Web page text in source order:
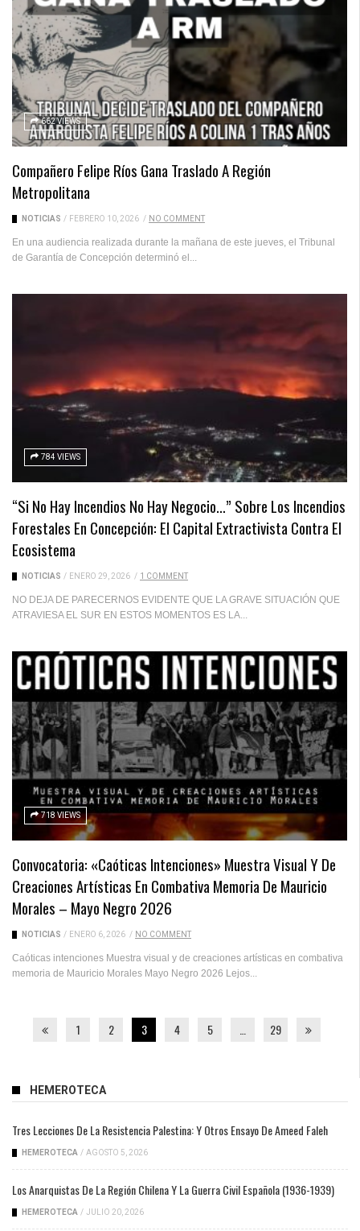
662 VIEWS
Compañero Felipe Ríos Gana Traslado A Región
Metropolitana
NOTICIAS / FEBRERO 10, 2026 / NO COMMENT
En una audiencia realizada durante la mañana de este jueves, el Tribunal
de Garantía de Concepción determinó el...
784 VIEWS
“Si No Hay Incendios No Hay Negocio…” Sobre Los Incendios
Forestales En Concepción: El Capital Extractivista Contra El
Ecosistema
NOTICIAS / ENERO 29, 2026 / 1 COMMENT
NO DEJA DE PARECERNOS EVIDENTE QUE LA GRAVE SITUACIÓN QUE
ATRAVIESA EL SUR EN ESTOS MOMENTOS ES LA...
718 VIEWS
Convocatoria: «Caóticas Intenciones» Muestra Visual Y De
Creaciones Artísticas En Combativa Memoria De Mauricio
Morales – Mayo Negro 2026
NOTICIAS / ENERO 6, 2026 / NO COMMENT
Caóticas intenciones Muestra visual y de creaciones artísticas en combativa
memoria de Mauricio Morales Mayo Negro 2026 Lejos...
1 2 3 4 5 29
HEMEROTECA
Tres Lecciones De La Resistencia Palestina: Y Otros Ensayo De Ameed Faleh
HEMEROTECA / AGOSTO 5, 2026
Los Anarquistas De La Región Chilena Y La Guerra Civil Española (1936-1939)
HEMEROTECA / JULIO 20, 2026